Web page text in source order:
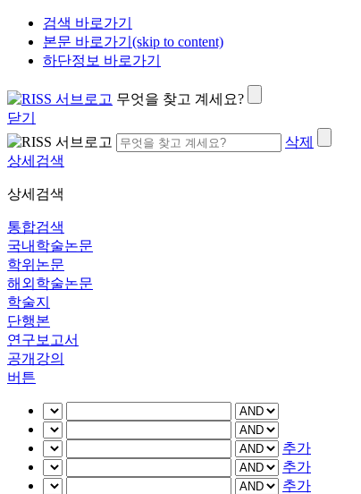
검색 바로가기
본문 바로가기(skip to content)
하단정보 바로가기
무엇을 찾고 계세요?
닫기
삭제
상세검색
상세검색
통합검색
국내학술논문
학위논문
해외학술논문
학술지
단행본
연구보고서
공개강의
버튼
추가
추가
추가